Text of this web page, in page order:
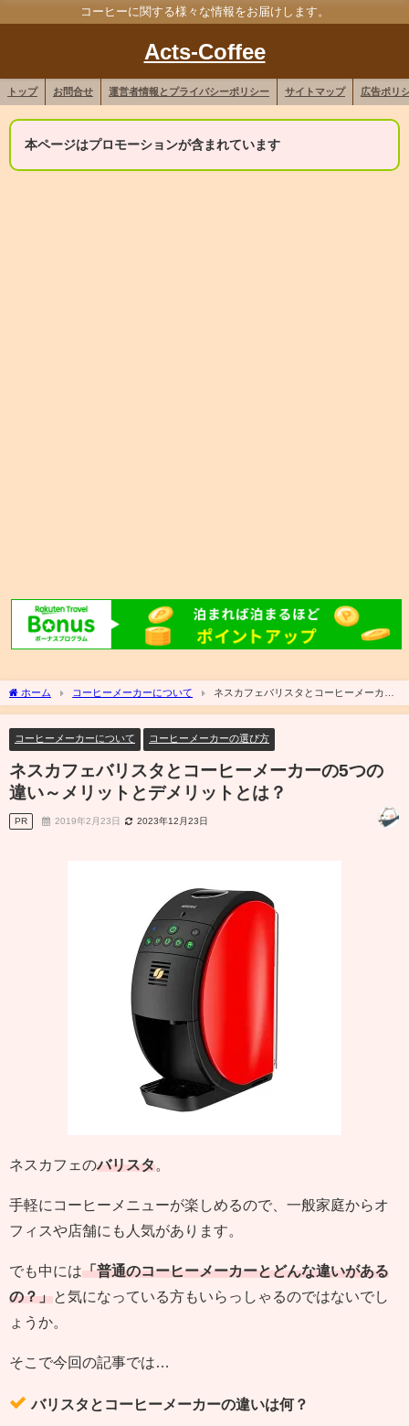
コーヒーに関する様々な情報をお届けします。
Acts-Coffee
トップ お問合せ 運営者情報とプライバシーポリシー サイトマップ 広告ポリ
本ページはプロモーションが含まれています
ホーム コーヒーメーカーについて
ネスカフェバリスタとコーヒーメーカー
の5つの違い～メリットとデメリットとは？
コーヒーメーカーについて コーヒーメーカーの選び方
ネスカフェバリスタとコーヒーメーカーの5つの
違い～メリットとデメリットとは？
PR 2019年2月23日 2023年12月23日
ネスカフェのバリスタ。
手軽にコーヒーメニューが楽しめるので、一般家庭からオ
フィスや店舗にも人気があります。
でも中には「普通のコーヒーメーカーとどんな違いがある
の？」と気になっている方もいらっしゃるのではないでし
ょうか。
そこで今回の記事では…
バリスタとコーヒーメーカーの違いは何？